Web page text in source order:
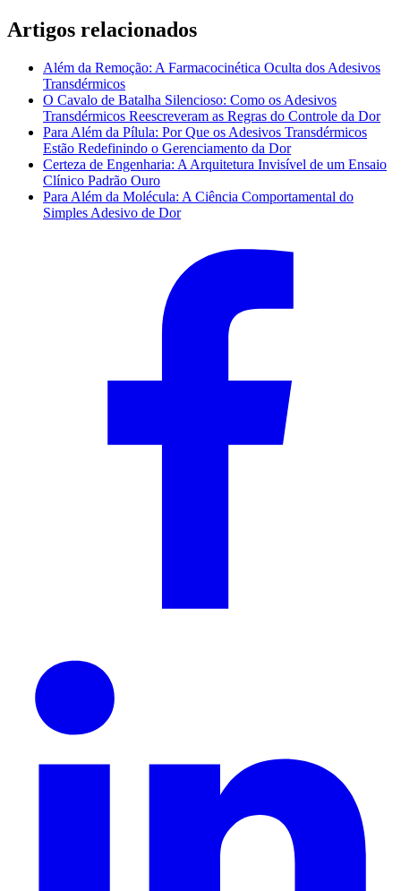
Artigos relacionados
Além da Remoção: A Farmacocinética Oculta dos Adesivos
Transdérmicos
O Cavalo de Batalha Silencioso: Como os Adesivos
Transdérmicos Reescreveram as Regras do Controle da Dor
Para Além da Pílula: Por Que os Adesivos Transdérmicos
Estão Redefinindo o Gerenciamento da Dor
Certeza de Engenharia: A Arquitetura Invisível de um Ensaio
Clínico Padrão Ouro
Para Além da Molécula: A Ciência Comportamental do
Simples Adesivo de Dor